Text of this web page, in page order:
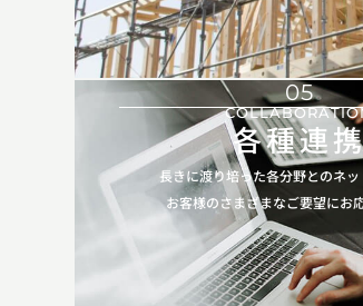
05
各種連
長きに渡り培った各分野とのネッ
お客様のさまざまなご要望にお